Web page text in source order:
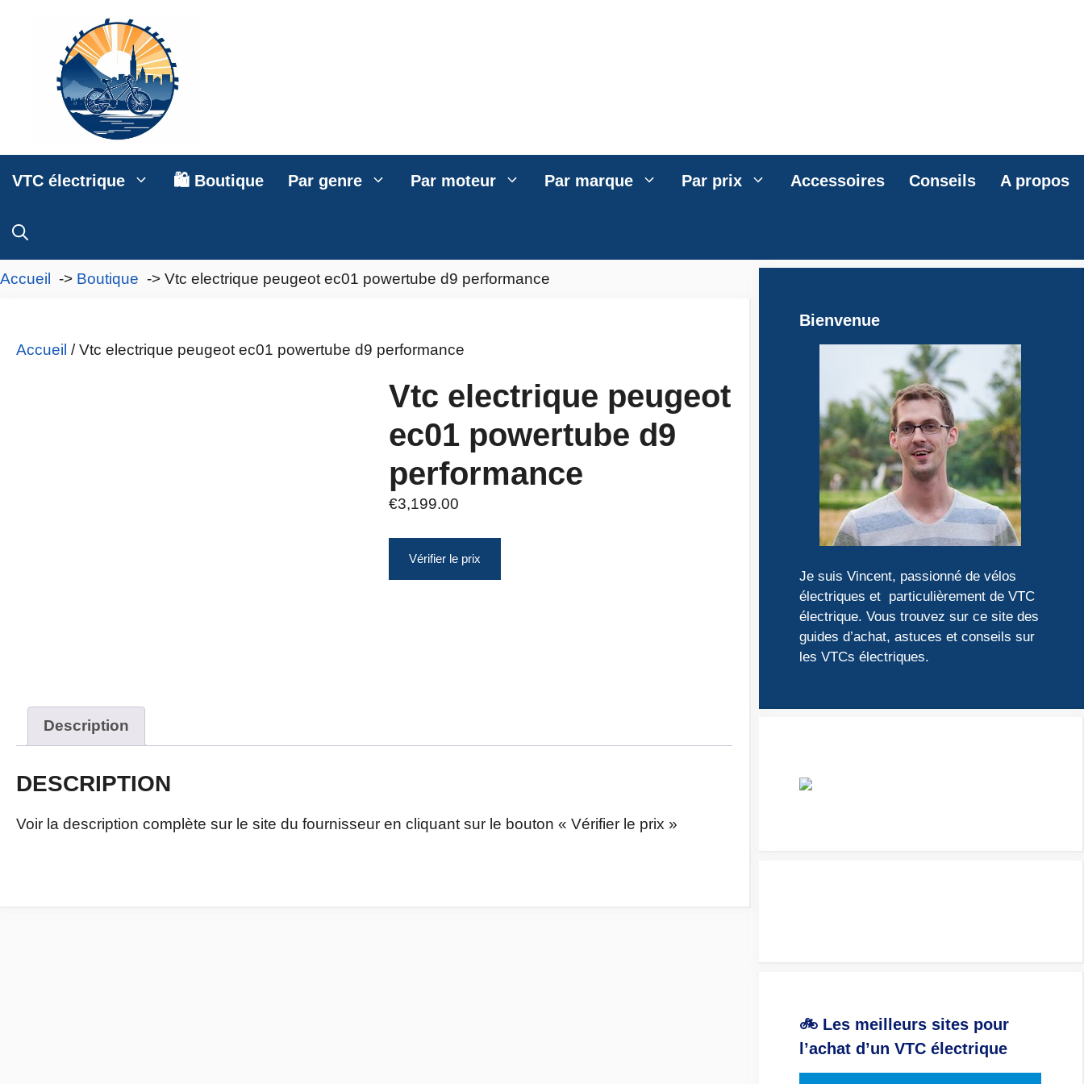
VTC électrique 🛍️ Boutique Par genre Par moteur Par marque Par prix Accessoires Conseils A propos
Accueil Boutique Vtc electrique peugeot ec01 powertube d9 performance
Accueil / Vtc electrique peugeot ec01 powertube d9 performance
Vtc electrique peugeot
ec01 powertube d9
performance
€3,199.00
Vérifier le prix
Description
DESCRIPTION
Voir la description complète sur le site du fournisseur en cliquant sur le bouton « Vérifier le prix »
Bienvenue
Je suis Vincent, passionné de vélos
électriques et particulièrement de VTC
électrique. Vous trouvez sur ce site des
guides d’achat, astuces et conseils sur
les VTCs électriques.
🚲 Les meilleurs sites pour
l’achat d’un VTC électrique